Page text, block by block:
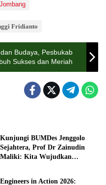
Fridianto
Budaya, Pesbukab
Sukses dan Meriah
Kunjungi BUMDes Jenggolo
Sejahtera, Prof Dr Zainudin
Maliki: Kita Wujudkan
Pendidikan
Engineers in Action 2026: